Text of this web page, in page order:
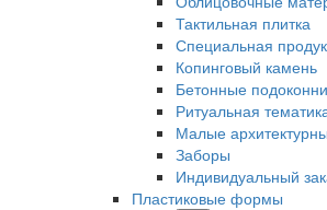
Тактильная плитка
Специальная
Копинговый камень
Бетонные
Ритуальная
Малые
Заборы
Индивидуальный
Пластиковые формы